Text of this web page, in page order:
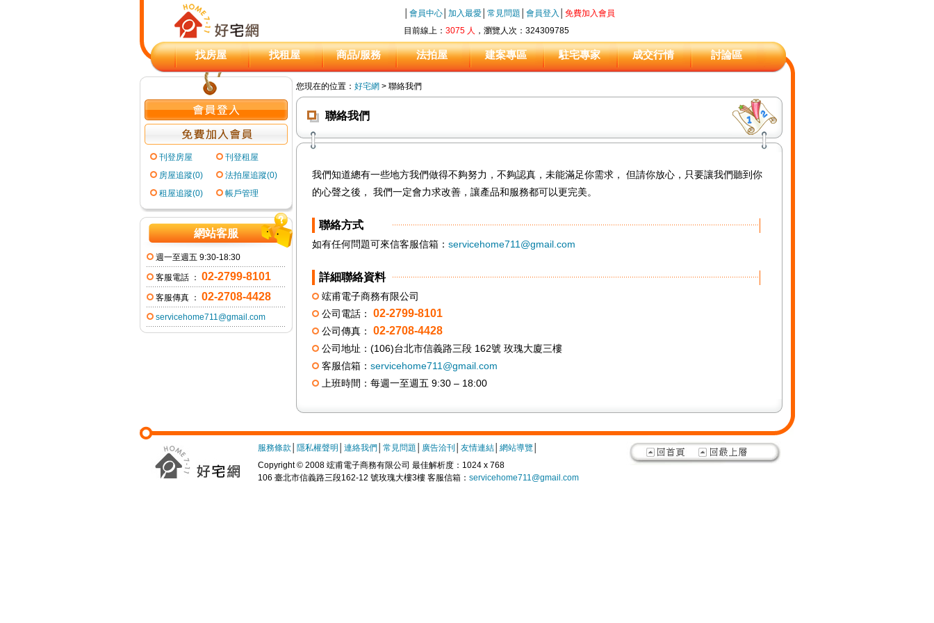
目前線上： 3075 人 ，瀏覽人次：324309785
會員中心│ 加入最愛│ 常見問題 會員登入 免費加入會員
找房屋 找租屋 商品/服務 法拍屋 建案專區 駐宅專家 成交行情 討論區
刊登房屋
刊登租屋
房屋追蹤(0)
法拍屋追蹤(0)
租屋追蹤(0)
帳戶管理
網站客服
週一至週五 9:30-18:30
客服電話 ： 02-2799-8101
客服傳真 ： 02-2708-4428
servicehome711@gmail.com
您現在的位置： 好宅網 > 聯絡我們
聯絡我們
我們知道總有一些地方我們做得不夠努力，不夠認真，未能滿足你需求， 但請你放心，只要讓我們聽到你
的心聲之後， 我們一定會力求改善，讓產品和服務都可以更完美。
聯絡方式
如有任何問題可來信客服信箱： servicehome711@gmail.com
詳細聯絡資料
竤甫電子商務有限公司
公司電話： 02-2799-8101
公司傳真： 02-2708-4428
公司地址：(106)台北市信義路三段 162號 玫瑰大廈三樓
客服信箱： servicehome711@gmail.com
上班時間：每週一至週五 9:30 – 18:00
服務條款 隱私權聲明 連絡我們 常見問題 廣告洽刊 友情連結│ 網站導覽│
Copyright © 2008 竤甫電子商務有限公司 最佳解析度：1024 x 768
106 臺北市信義路三段162-12 號玫瑰大樓3樓 客服信箱： servicehome711@gmail.com